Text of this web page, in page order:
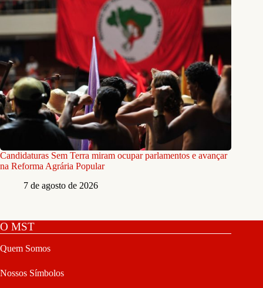
Candidaturas Sem Terra miram ocupar parlamentos e avançar
na Reforma Agrária Popular
7 de agosto de 2026
O MST
Quem Somos
Nossos Símbolos